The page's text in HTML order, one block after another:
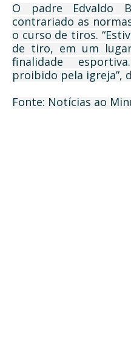
O padre Edvaldo
contrariado as
o curso de tiros.
de tiro, em um
finalidade
proibido pela igreja”,
Fonte: Notícias ao